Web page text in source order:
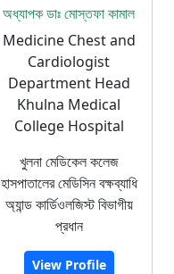
অধ্যাপক ডাঃ মোস্তফা কামাল
Medicine Chest and
Cardiologist
Department Head
Khulna Medical
College Hospital
খুলনা মেডিকেল কলেজ
হাসপাতালের মেডিসিন বক্ষব্যাধি
অ্যান্ড কার্ডিওলজিস্ট বিভাগীয়
প্রধান
View Profile